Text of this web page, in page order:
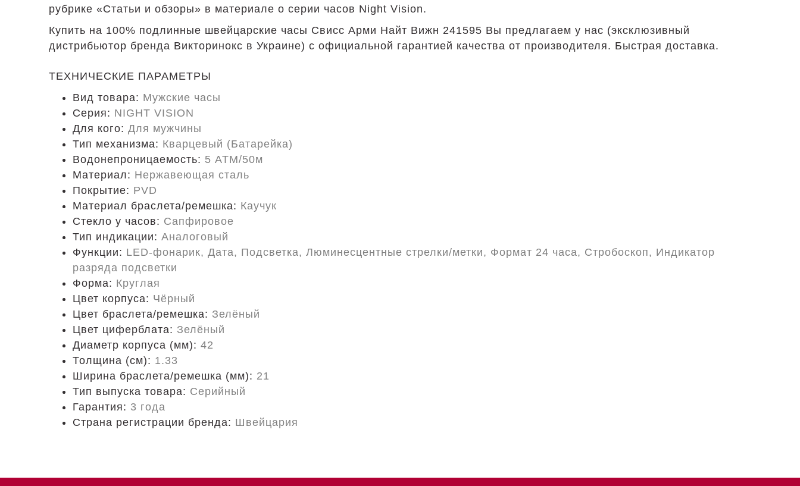
рубрике «Статьи и обзоры» в материале о серии часов Night Vision.
Купить на 100% подлинные швейцарские часы Свисс Арми Найт Вижн 241595 Вы предлагаем у нас (эксклюзивный
дистрибьютор бренда Викторинокс в Украине) с официальной гарантией качества от производителя. Быстрая доставка.
ТЕХНИЧЕСКИЕ ПАРАМЕТРЫ
Вид товара: Мужские часы
Серия: NIGHT VISION
Для кого: Для мужчины
Тип механизма: Кварцевый (Батарейка)
Водонепроницаемость: 5 ATM/50м
Материал: Нержавеющая сталь
Покрытие: PVD
Материал браслета/ремешка: Каучук
Стекло у часов: Сапфировое
Тип индикации: Аналоговый
Функции: LED-фонарик, Дата, Подсветка, Люминесцентные стрелки/метки, Формат 24 часа, Стробоскоп, Индикатор
разряда подсветки
Форма: Круглая
Цвет корпуса: Чёрный
Цвет браслета/ремешка: Зелёный
Цвет циферблата: Зелёный
Диаметр корпуса (мм): 42
Толщина (см): 1.33
Ширина браслета/ремешка (мм): 21
Тип выпуска товара: Серийный
Гарантия: 3 года
Страна регистрации бренда: Швейцария